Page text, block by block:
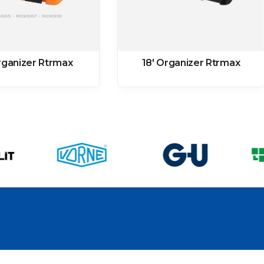
Rtrmax 18′ Organizer Rtrmax